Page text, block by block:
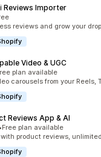
Reviews Importer
183件
reviews and grow your
Video & UGC
：304件
plan available
carousels from your Reels,
Reviews App & AI
：1080件
•Free plan available
with product reviews,